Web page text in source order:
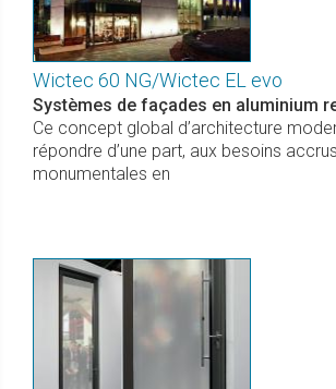
Wictec 60 NG/Wictec EL evo
Systèmes de façades en aluminium
Ce concept global d’architecture
répondre d’une part, aux besoins
monumentales en